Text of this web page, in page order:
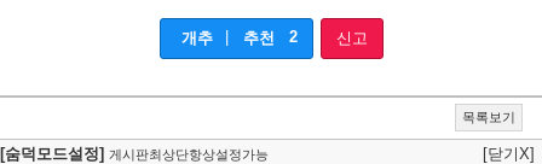
개추 추천 2 신고
목록보기
[숨덕모드설정] 게시판최상단항상설정가능 [닫기X]